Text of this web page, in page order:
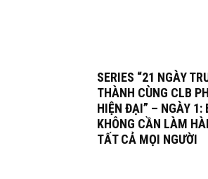
SERIES “21 NGÀY
THÀNH CÙNG CLB
HIỆN ĐẠI” – NGÀY 1:
KHÔNG CẦN LÀM
TẤT CẢ MỌI NGƯỜI